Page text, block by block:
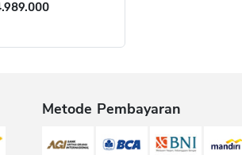
Metode Pembayaran